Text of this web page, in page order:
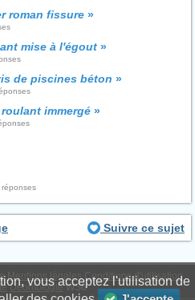
roman fissure »
mise à l'égout »
de piscines béton »
immergé »
Suivre ce sujet
Mentions légales Conditions d'utilisation
DéontologieWS6
vous acceptez l'utilisation de